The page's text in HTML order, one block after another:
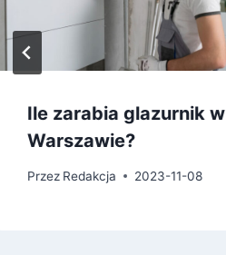
Ile zarabia glazurnik w
Warszawie?
Przez Redakcja 2023-11-08